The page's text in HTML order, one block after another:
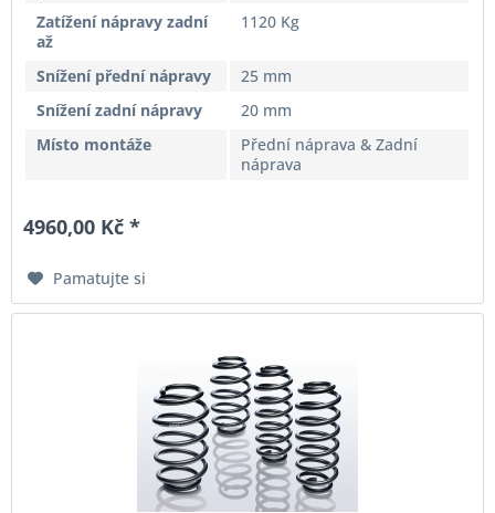
Zatížení nápravy zadní
až
1120 Kg
Snížení přední nápravy
25 mm
Snížení zadní nápravy
20 mm
Místo montáže
Přední náprava & Zadní
náprava
4960,00 Kč *
Pamatujte si